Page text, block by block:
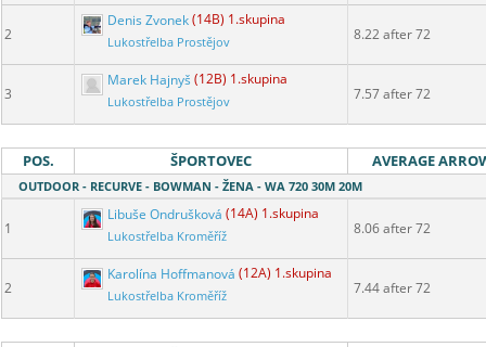
2
Denis Zvonek(14B) 1.skupina
Lukostřelba Prostějov 8.22 after 72
3
Marek Hajnyš (12B) 1.skupina
Lukostřelba Prostějov 7.57 after 72
POS. ŠPORTOVEC AVERAGE
OUTDOOR - RECURVE - BOWMAN - ŽENA - WA 720 30M 20M
1
Libuše Ondrušková (14A) 1.skupina
Lukostřelba Kroměříž 8.06 after 72
2
Karolína Hoffmanová (12A) 1.skupina
Lukostřelba Kroměříž 7.44 after 72